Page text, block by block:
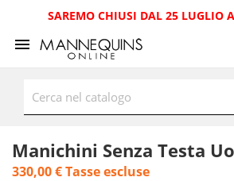
SAREMO CHIUSI DAL 25 LUGLIO
Manichini Senza Testa
330,00 €Tasse escluse